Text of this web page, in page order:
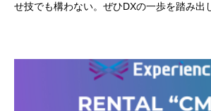
せ技でも構わない。ぜひDXの一歩を踏み出